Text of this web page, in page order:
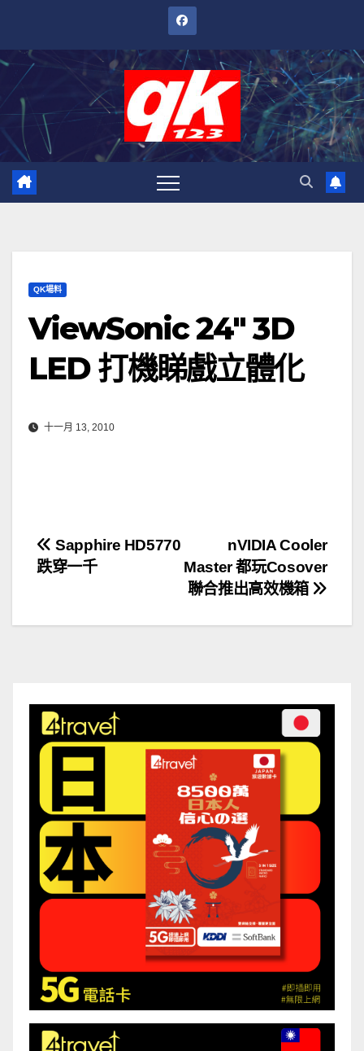
內
QK場料
ViewSonic 24″ 3D
LED 打機睇戲立體化
十一月 13, 2010
文
章
導
nVIDIA Cooler
Master 都玩Cosover
聯合推出高效機箱
Sapphire HD5770
跌穿一千